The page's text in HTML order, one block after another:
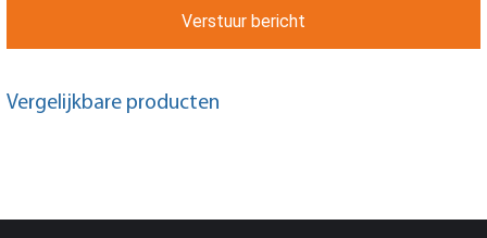
Verstuur bericht
Vergelijkbare producten